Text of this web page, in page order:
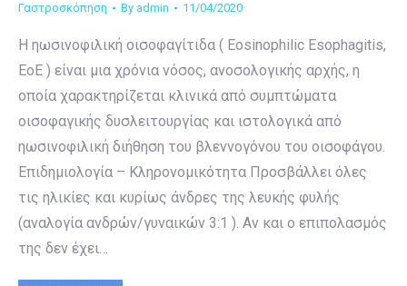
Γαστροσκόπηση By admin 11/04/2020
Η ηωσινοφιλική οισοφαγίτιδα ( Eosinophilic Esophagitis,
EoE ) είναι μια χρόνια νόσος, ανοσολογικής αρχής, η
οποία χαρακτηρίζεται κλινικά από συμπτώματα
οισοφαγικής δυσλειτουργίας και ιστολογικά από
ηωσινοφιλική διήθηση του βλεννογόνου του οισοφάγου.
Επιδημιολογία – Κληρονομικότητα Προσβάλλει όλες
τις ηλικίες και κυρίως άνδρες της λευκής φυλής
(αναλογία ανδρών/γυναικών 3:1 ). Αν και ο επιπολασμός
της δεν έχει…